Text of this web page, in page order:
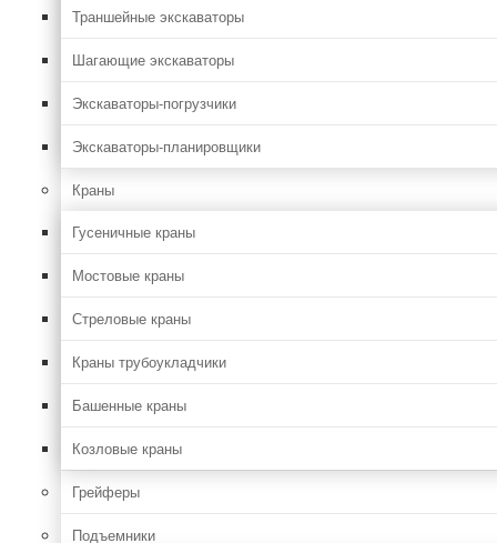
Траншейные экскаваторы
Шагающие экскаваторы
Экскаваторы-погрузчики
Экскаваторы-планировщики
Краны
Гусеничные краны
Мостовые краны
Стреловые краны
Краны трубоукладчики
Башенные краны
Козловые краны
Грейферы
Подъемники